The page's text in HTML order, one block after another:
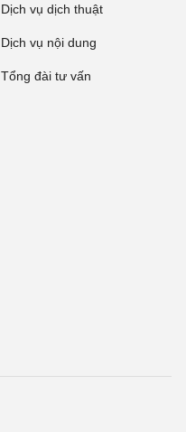
Dịch vụ dịch thuật
Dịch vụ nội dung
Tổng đài tư vấn